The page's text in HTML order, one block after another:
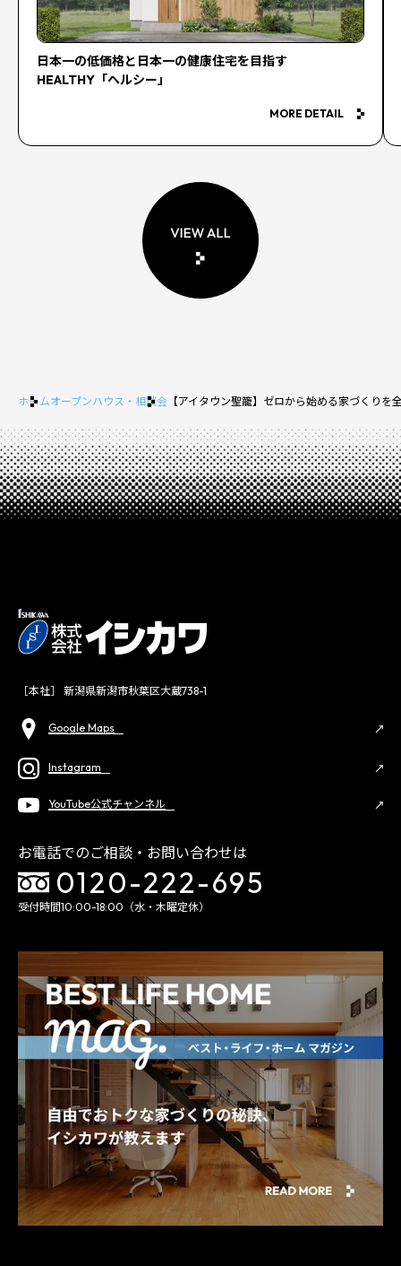
日本一の低価格と日本一の健康住宅を目指す
HEALTHY「ヘルシー」
MORE DETAIL
ホームオープンハウス・相談会 【アイタウン聖籠】ゼロから始める家づくりを
［本社］ 新潟県新潟市秋葉区大蔵738-1
Google Maps
Instagram
YouTube公式チャンネル
お電話でのご相談・お問い合わせは
0120-222-695
受付時間10:00-18:00（水・木曜定休）